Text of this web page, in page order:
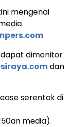
mengenai
dimonitor
dan
serentak di
media).